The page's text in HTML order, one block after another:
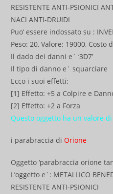
RESISTENTE ANTI-PSIONICI
NACI ANTI-DRUIDI
Puo’ essere indossato su :
Peso: 20, Valore: 19000, Costo
Il dado dei danni e` ‘3D7’
Il tipo di danno e` squarciare
Ecco i suoi effetti:
[1] Effetto: +5 a Colpire e
[2] Effetto: +2 a Forza
Questo oggetto ha un valore
i parabraccia di Orione
Oggetto ‘parabraccia orione
L’oggetto e`: METALLICO
RESISTENTE ANTI-PSIONICI